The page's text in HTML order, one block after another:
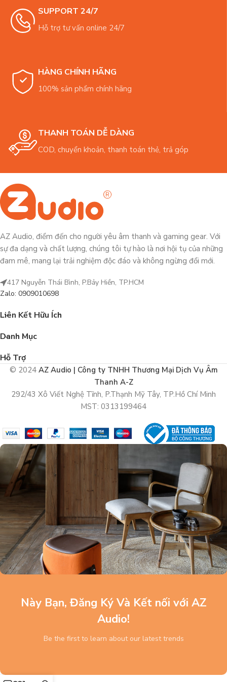
SUPPORT 24/7
Hỗ trợ tư vấn online 24/7
HÀNG CHÍNH HÃNG
100% sản phẩm chính hãng
THANH TOÁN DỄ DÀNG
COD, chuyển khoản, thanh toán thẻ, trả góp
AZ Audio, điểm đến cho người yêu âm thanh và gaming gear. Với
sự đa dạng và chất lượng, chúng tôi tự hào là nơi hội tụ của những
đam mê, mang lại trải nghiệm độc đáo và không ngừng đổi mới.
417 Nguyễn Thái Bình, P.Bảy Hiền, TP.HCM
Zalo: 0909010698
Liên Kết Hữu Ích
Danh Mục
Hỗ Trợ
© 2024 AZ Audio | Công ty TNHH Thương Mại Dịch Vụ Âm
Thanh A-Z
292/43 Xô Viết Nghệ Tĩnh, P.Thạnh Mỹ Tây, TP.Hồ Chí Minh
MST: 0313199464
Này Bạn, Đăng Ký Và Kết nối với AZ
Audio!
Be the first to learn about our latest trends